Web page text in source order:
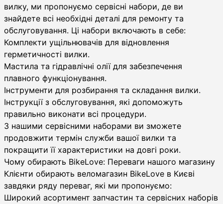
вилку, ми пропонуємо сервісні набори, де ви
знайдете всі необхідні деталі для ремонту та
обслуговування. Ці набори включають в себе:
Комплекти ущільнювачів для відновлення
герметичності вилки.
Мастила та гідравлічні олії для забезпечення
плавного функціонування.
Інструменти для розбирання та складання вилки.
Інструкції з обслуговування, які допоможуть
правильно виконати всі процедури.
З нашими сервісними наборами ви зможете
продовжити термін служби вашої вилки та
покращити її характеристики на довгі роки.
Чому обирають BikeLove: Переваги нашого магазину
Клієнти обирають веломагазин BikeLove в Києві
завдяки ряду переваг, які ми пропонуємо:
Широкий асортимент запчастин та сервісних наборів